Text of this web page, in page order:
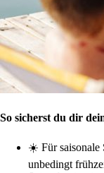
So sicherst du dir
☀️ Für saisonale
unbedingt